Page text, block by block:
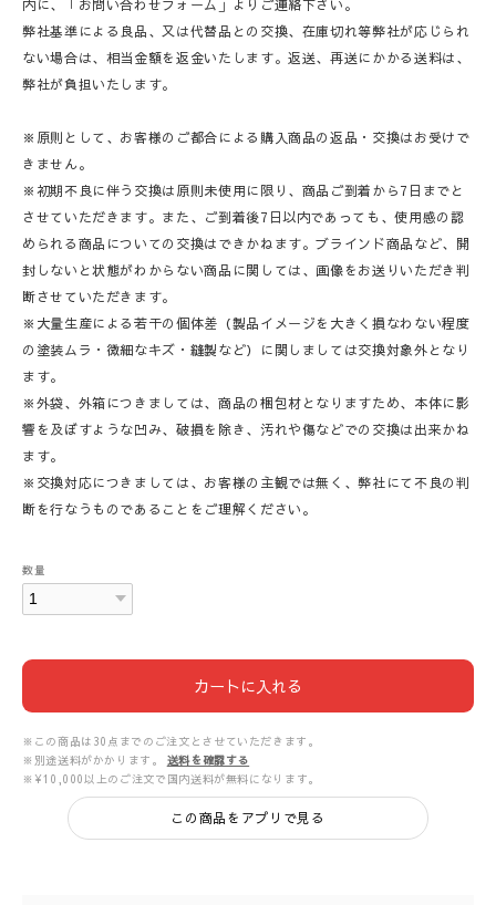
内に、「お問い合わせフォーム」よりご連絡下さい。
弊社基準による良品、又は代替品との交換、在庫切れ等弊社が応じられ
ない場合は、相当金額を返金いたします。返送、再送にかかる送料は、
弊社が負担いたします。
※原則として、お客様のご都合による購入商品の返品・交換はお受けで
きません。
※初期不良に伴う交換は原則未使用に限り、商品ご到着から7日までと
させていただきます。また、ご到着後7日以内であっても、使用感の認
められる商品についての交換はできかねます。ブラインド商品など、開
封しないと状態がわからない商品に関しては、画像をお送りいただき判
断させていただきます。
※大量生産による若干の個体差（製品イメージを大きく損なわない程度
の塗装ムラ・微細なキズ・縫製など）に関しましては交換対象外となり
ます。
※外袋、外箱につきましては、商品の梱包材となりますため、本体に影
響を及ぼすような凹み、破損を除き、汚れや傷などでの交換は出来かね
ます。
※交換対応につきましては、お客様の主観では無く、弊社にて不良の判
断を行なうものであることをご理解ください。
数量
カートに入れる
※この商品は30点までのご注文とさせていただきます。
※別途送料がかかります。
送料を確認する
※¥10,000以上のご注文で国内送料が無料になります。
この商品をアプリで見る